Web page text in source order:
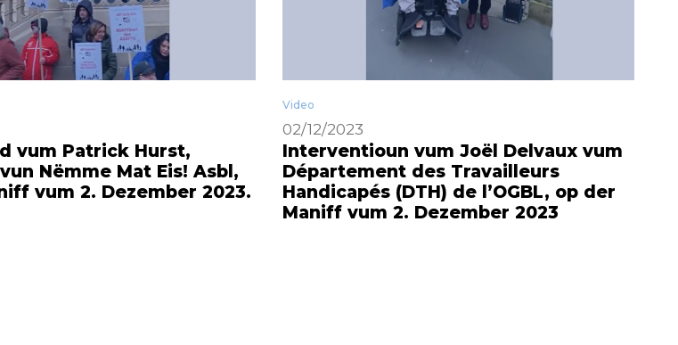
vum Patrick Hurst,
Nëmme Mat Eis! Asbl,
vum 2. Dezember 2023.
Video
02/12/2023
Interventioun vum Joël Delvaux vum
Département des Travailleurs
Handicapés (DTH) de l’OGBL, op der
Maniff vum 2. Dezember 2023